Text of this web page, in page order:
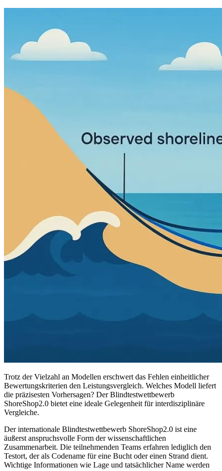
Trotz der Vielzahl an Modellen erschwert das Fehlen einheitlicher
Bewertungskriterien den Leistungsvergleich. Welches Modell liefert
die präzisesten Vorhersagen? Der Blindtestwettbewerb
ShoreShop2.0 bietet eine ideale Gelegenheit für interdisziplinäre
Vergleiche.
Der internationale Blindtestwettbewerb ShoreShop2.0 ist eine
äußerst anspruchsvolle Form der wissenschaftlichen
Zusammenarbeit. Die teilnehmenden Teams erfahren lediglich den
Testort, der als Codename für eine Bucht oder einen Strand dient.
Wichtige Informationen wie Lage und tatsächlicher Name werden